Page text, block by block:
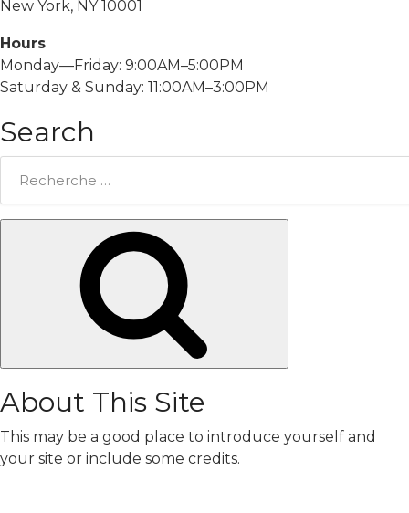
New York, NY 10001
Hours
Monday—Friday: 9:00AM–5:00PM
Saturday & Sunday: 11:00AM–3:00PM
Search
About This Site
This may be a good place to introduce yourself and
your site or include some credits.